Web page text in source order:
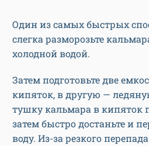
Один из самых быстрых
слегка разморозьте
холодной водой.
Затем подготовьте две
кипяток, в другую —
тушку кальмара в кипяток
затем быстро достаньте и
воду. Из-за резкого